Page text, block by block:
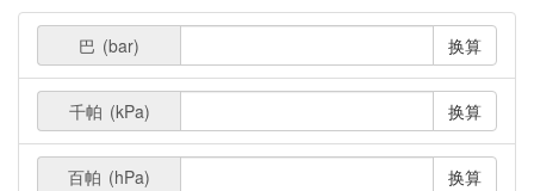
巴 (bar) 换算
千帕 (kPa) 换算
百帕 (hPa) 换算